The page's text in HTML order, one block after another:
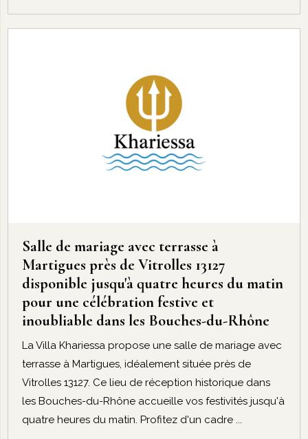
Salle de mariage avec terrasse à
Martigues près de Vitrolles 13127
disponible jusqu'à quatre heures du matin
pour une célébration festive et
inoubliable dans les Bouches-du-Rhône
La Villa Khariessa propose une salle de mariage avec
terrasse à Martigues, idéalement située près de
Vitrolles 13127. Ce lieu de réception historique dans
les Bouches-du-Rhône accueille vos festivités jusqu'à
quatre heures du matin. Profitez d'un cadre ...